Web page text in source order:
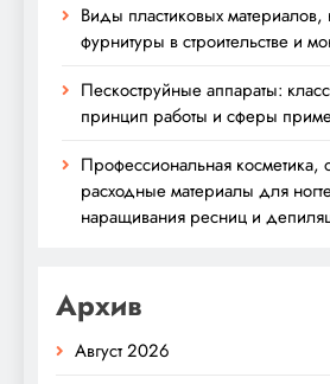
Виды пластиковых
фурнитуры в строительстве и
Пескоструйные аппараты:
принцип работы и сферы
Профессиональная косметика,
расходные материалы для
наращивания ресниц и
Архив
Август 2026